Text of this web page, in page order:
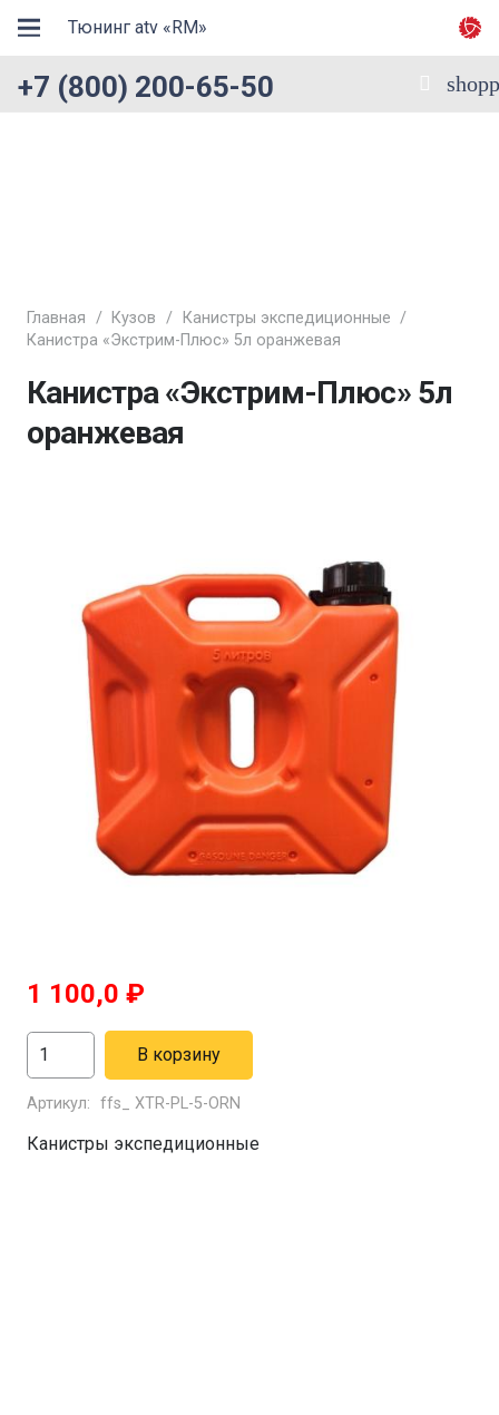
Тюнинг atv «RM»
+7 (800) 200-65-50
Главная / Кузов / Канистры экспедиционные /
Канистра «Экстрим-Плюс» 5л оранжевая
Канистра «Экстрим-Плюс» 5л
оранжевая
1 100,0 ₽
Количество
товара
Канистра
"Экстрим-
В корзину
Артикул: ffs_ XTR-PL-5-ORN
Канистры экспедиционные